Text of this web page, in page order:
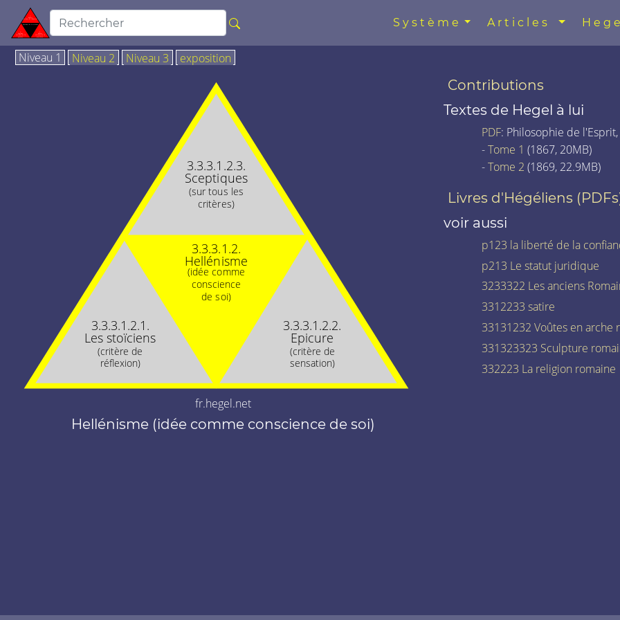
Système Articles
Niveau 1 Niveau 2 Niveau 3 exposition
3.3.3.1.2.
Hellénisme
(idée comme
conscience
de soi)
3.3.3.1.2.1.
Les stoïciens
(critère de
réflexion)
3.3.3.1.2.2.
Epicure
(critère de
sensation)
3.3.3.1.2.3.
Sceptiques
(sur tous les
critères)
fr.hegel.net
Hellénisme (idée comme conscience de soi)
Contributions
Textes de Hegel à lui
PDF: Philosophie de
-Tome 1 (1867, 20MB)
-Tome 2 (1869, 22.9MB)
Livres d'Hégéliens
voir aussi
p123 la liberté de la
p213 Le statut juridique
3233322 Les anciens
3312233 satire
33131232 Voûtes en arche
331323323 Sculpture
332223 La religion romaine